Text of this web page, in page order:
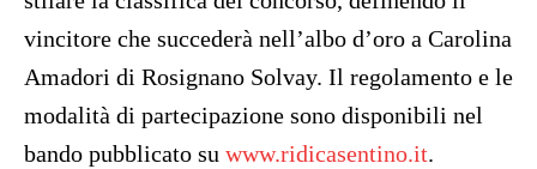
vincitore che succederà nell’albo d’oro a Carolina
Amadori di Rosignano Solvay. Il regolamento e le
modalità di partecipazione sono disponibili nel
bando pubblicato su www.ridicasentino.it.